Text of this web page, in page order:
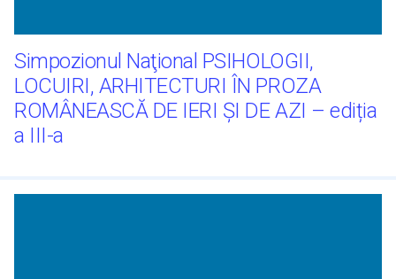
Simpozionul Naţional PSIHOLOGII,
LOCUIRI, ARHITECTURI ÎN PROZA
ROMÂNEASCĂ DE IERI ŞI DE AZI – ediția
a III-a